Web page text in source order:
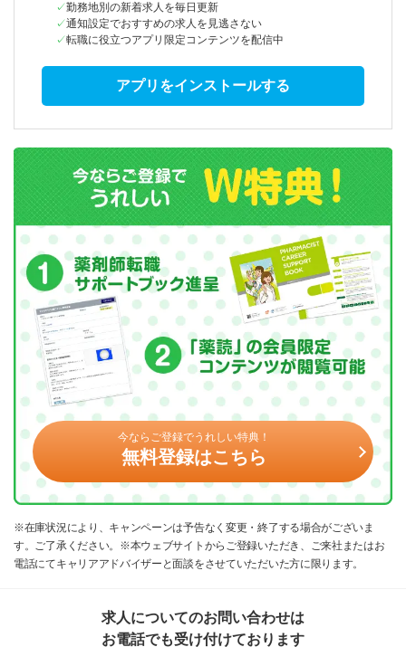
勤務地別の新着求人を毎日更新
通知設定でおすすめの求人を見逃さない
転職に役立つアプリ限定コンテンツを配信中
アプリをインストールする
今ならご登録でうれしい特典！
無料登録はこちら
※在庫状況により、キャンペーンは予告なく変更・終了する場合がございま
す。ご了承ください。※本ウェブサイトからご登録いただき、ご来社またはお
電話にてキャリアアドバイザーと面談をさせていただいた方に限ります。
求人についてのお問い合わせは
お電話でも受け付けております